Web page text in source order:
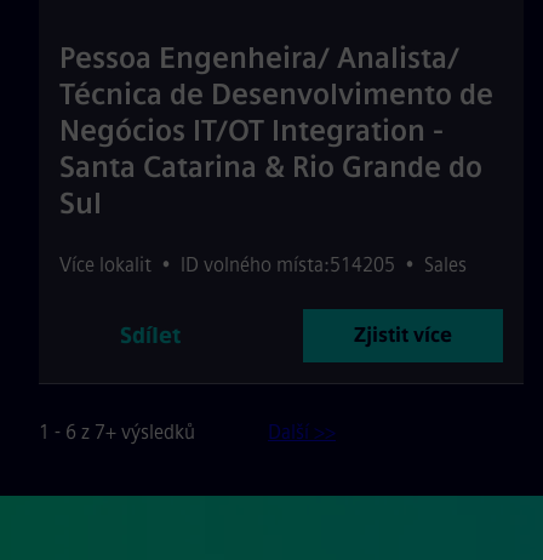
Pessoa Engenheira/ Analista/
Técnica de Desenvolvimento de
Negócios IT/OT Integration -
Santa Catarina & Rio Grande do
Sul
Více lokalit • ID volného místa:514205 • Sales
Sdílet Zjistit více
1 - 6 z 7+ výsledků Další >>